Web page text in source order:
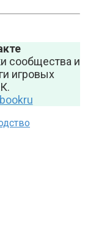
сообщества и
игровых